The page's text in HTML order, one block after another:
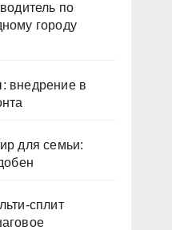
по
городу
внедрение в
для семьи:
сплит